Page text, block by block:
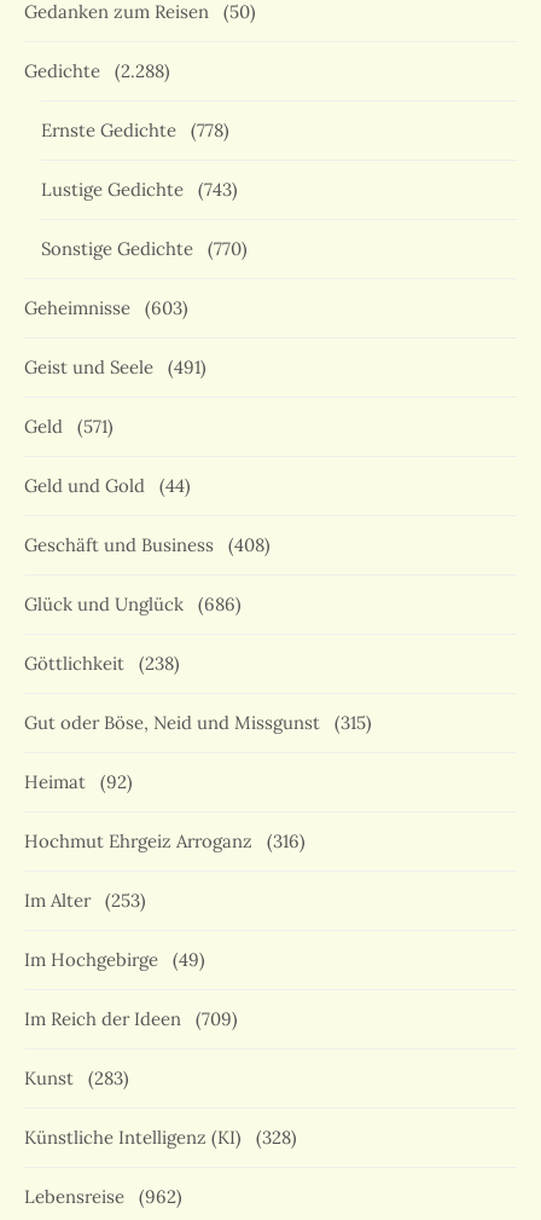
Gedanken zum Reisen (50)
Gedichte (2.288)
Ernste Gedichte (778)
Lustige Gedichte (743)
Sonstige Gedichte (770)
Geheimnisse (603)
Geist und Seele (491)
Geld (571)
Geld und Gold (44)
Geschäft und Business (408)
Glück und Unglück (686)
Göttlichkeit (238)
Gut oder Böse, Neid und Missgunst (315)
Heimat (92)
Hochmut Ehrgeiz Arroganz (316)
Im Alter (253)
Im Hochgebirge (49)
Im Reich der Ideen (709)
Kunst (283)
Künstliche Intelligenz (KI) (328)
Lebensreise (962)